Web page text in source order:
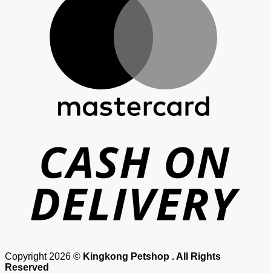
Copyright 2026 © Kingkong Petshop . All Rights
Reserved